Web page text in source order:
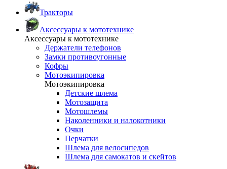
Тракторы
Аксессуары к мототехнике
Аксессуары к мототехнике
Держатели телефонов
Замки противоугонные
Кофры
Мотоэкипировка
Мотоэкипировка
Детские шлема
Мотозащита
Мотошлемы
Наколенники и налокотники
Очки
Перчатки
Шлема для велосипедов
Шлема для самокатов и скейтов